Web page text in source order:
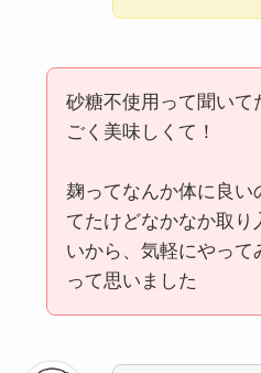
砂糖不使用って聞いて
ごく美味しくて！
麹ってなんか体に良い
てたけどなかなか取り
いから、気軽にやって
って思いました